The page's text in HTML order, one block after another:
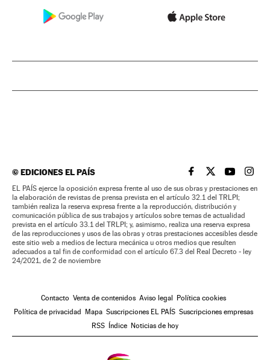
©EDICIONES EL PAÍS EL PAÍS BRASIL EN
EL PAÍSEL PAÍS
EL
EL PAÍS ejerce la oposición expresa frente al uso de sus obras y prestaciones en
la elaboración de revistas de prensa prevista en el artículo 32.1 del TRLPI;
también realiza la reserva expresa frente a la reproducción, distribución y
comunicación pública de sus trabajos y artículos sobre temas de actualidad
prevista en el artículo 33.1 del TRLPI; y, asimismo, realiza una reserva expresa
de las reproducciones y usos de las obras y otras prestaciones accesibles desde
este sitio web a medios de lectura mecánica u otros medios que resulten
adecuados a tal fin de conformidad con el artículo 67.3 del Real Decreto - ley
24/2021, de 2 de noviembre
Contacto Venta de contenidos Aviso legal Política cookies
Política de privacidad Mapa Suscripciones EL PAÍS Suscripciones empresas
RSS Índice Noticias de hoy